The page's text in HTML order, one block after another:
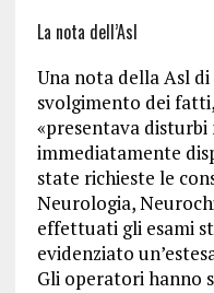
La nota dell’Asl
Una nota della Asl
svolgimento dei
«presentava
immediatamente
state richieste le
Neurologia,
effettuati gli esami
evidenziato
Gli operatori hanno